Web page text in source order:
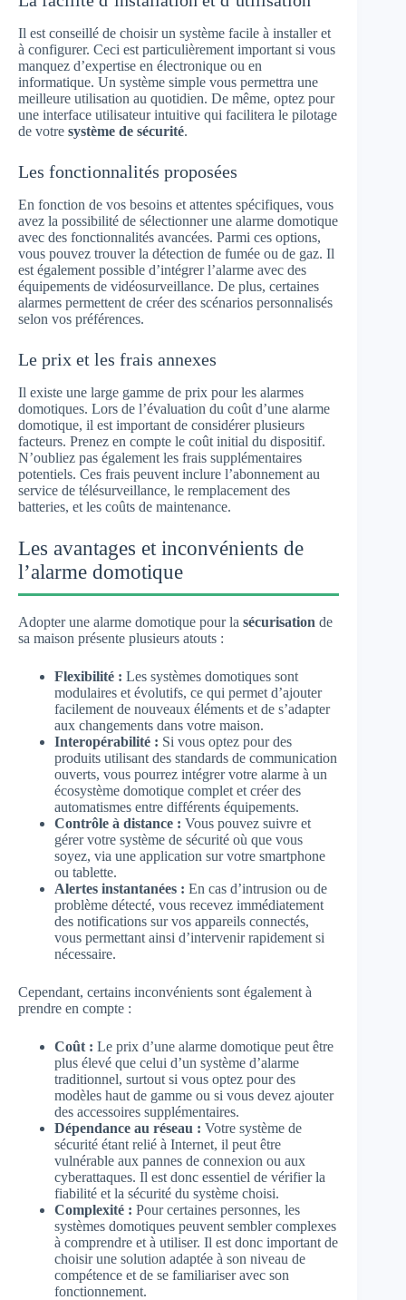
Il est conseillé de choisir un système facile à installer et
à configurer. Ceci est particulièrement important si vous
manquez d’expertise en électronique ou en
informatique. Un système simple vous permettra une
meilleure utilisation au quotidien. De même, optez pour
une interface utilisateur intuitive qui facilitera le pilotage
de votre système de sécurité.
Les fonctionnalités proposées
En fonction de vos besoins et attentes spécifiques, vous
avez la possibilité de sélectionner une alarme domotique
avec des fonctionnalités avancées. Parmi ces options,
vous pouvez trouver la détection de fumée ou de gaz. Il
est également possible d’intégrer l’alarme avec des
équipements de vidéosurveillance. De plus, certaines
alarmes permettent de créer des scénarios personnalisés
selon vos préférences.
Le prix et les frais annexes
Il existe une large gamme de prix pour les alarmes
domotiques. Lors de l’évaluation du coût d’une alarme
domotique, il est important de considérer plusieurs
facteurs. Prenez en compte le coût initial du dispositif.
N’oubliez pas également les frais supplémentaires
potentiels. Ces frais peuvent inclure l’abonnement au
service de télésurveillance, le remplacement des
batteries, et les coûts de maintenance.
Les avantages et inconvénients de
l’alarme domotique
Adopter une alarme domotique pour la sécurisation de
sa maison présente plusieurs atouts :
Flexibilité : Les systèmes domotiques sont
modulaires et évolutifs, ce qui permet d’ajouter
facilement de nouveaux éléments et de s’adapter
aux changements dans votre maison.
Interopérabilité : Si vous optez pour des
produits utilisant des standards de communication
ouverts, vous pourrez intégrer votre alarme à un
écosystème domotique complet et créer des
automatismes entre différents équipements.
Contrôle à distance : Vous pouvez suivre et
gérer votre système de sécurité où que vous
soyez, via une application sur votre smartphone
ou tablette.
Alertes instantanées : En cas d’intrusion ou de
problème détecté, vous recevez immédiatement
des notifications sur vos appareils connectés,
vous permettant ainsi d’intervenir rapidement si
nécessaire.
Cependant, certains inconvénients sont également à
prendre en compte :
Coût : Le prix d’une alarme domotique peut être
plus élevé que celui d’un système d’alarme
traditionnel, surtout si vous optez pour des
modèles haut de gamme ou si vous devez ajouter
des accessoires supplémentaires.
Dépendance au réseau : Votre système de
sécurité étant relié à Internet, il peut être
vulnérable aux pannes de connexion ou aux
cyberattaques. Il est donc essentiel de vérifier la
fiabilité et la sécurité du système choisi.
Complexité : Pour certaines personnes, les
systèmes domotiques peuvent sembler complexes
à comprendre et à utiliser. Il est donc important de
choisir une solution adaptée à son niveau de
compétence et de se familiariser avec son
fonctionnement.